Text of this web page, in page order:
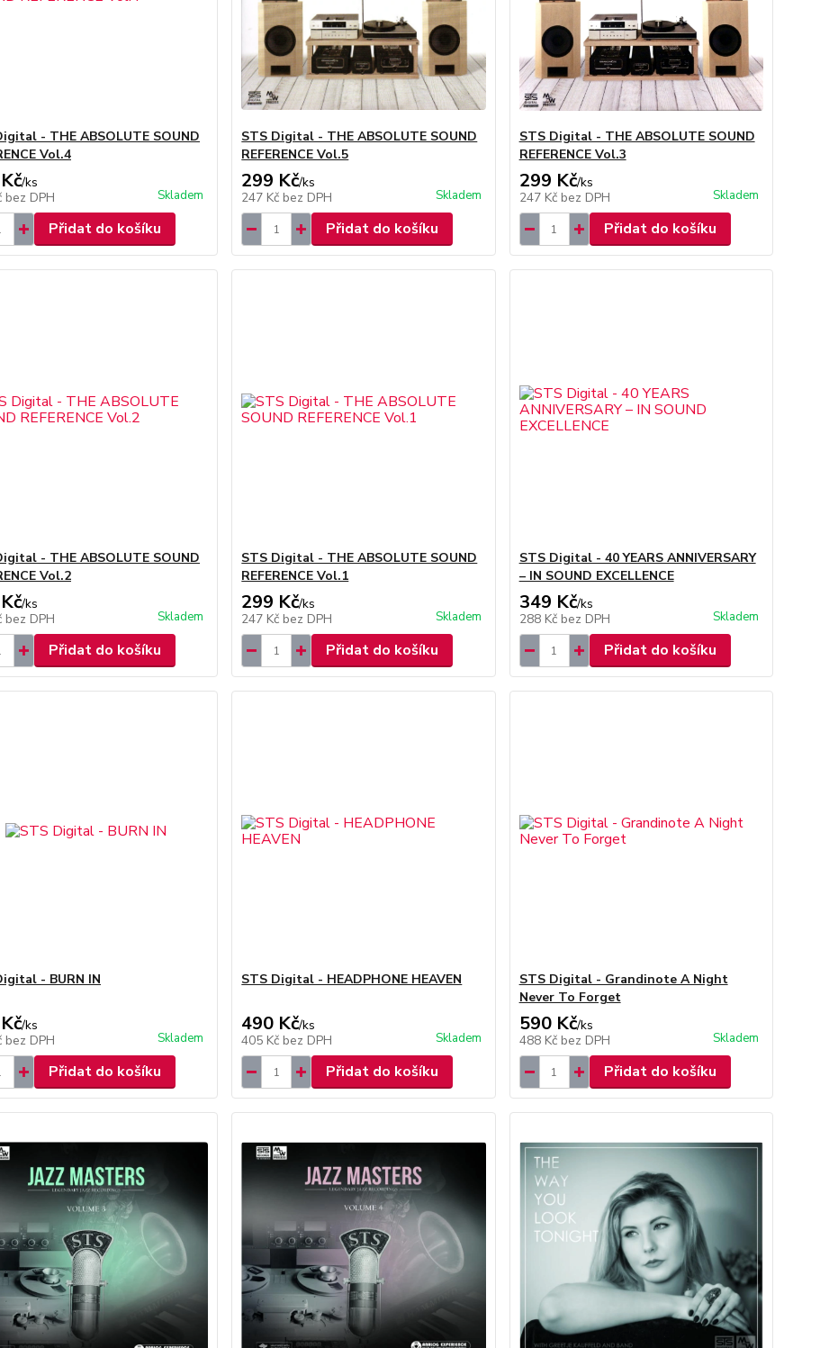
- THE ABSOLUTE SOUND
Vol.4
/ks
bez DPH Skladem
Přidat do košíku
STS Digital - THE ABSOLUTE SOUND
REFERENCE Vol.5
299 Kč/ks
247 Kč bez DPH Skladem
Přidat do košíku
STS Digital - THE ABSOLUTE SOUND
REFERENCE Vol.3
299 Kč/ks
247 Kč bez DPH Skladem
Přidat do košíku
- THE ABSOLUTE SOUND
Vol.2
/ks
bez DPH Skladem
Přidat do košíku
STS Digital - THE ABSOLUTE SOUND
REFERENCE Vol.1
299 Kč/ks
247 Kč bez DPH Skladem
Přidat do košíku
STS Digital - 40 YEARS ANNIVERSARY
– IN SOUND EXCELLENCE
349 Kč/ks
288 Kč bez DPH Skladem
Přidat do košíku
- BURN IN
/ks
bez DPH Skladem
Přidat do košíku
STS Digital - HEADPHONE HEAVEN
490 Kč/ks
405 Kč bez DPH Skladem
Přidat do košíku
STS Digital - Grandinote A Night
Never To Forget
590 Kč/ks
488 Kč bez DPH Skladem
Přidat do košíku